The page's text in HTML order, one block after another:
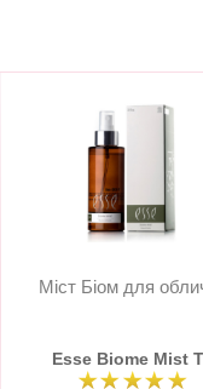
Міст Біом для
Esse Biome Mist